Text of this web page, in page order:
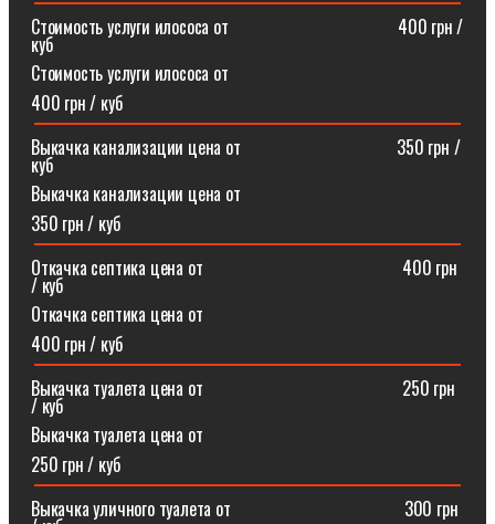
Стоимость услуги илососа от⠀⠀⠀⠀⠀⠀⠀⠀⠀⠀⠀⠀⠀400 грн /
куб
Стоимость услуги илососа от
400 грн / куб
Выкачка канализации цена от⠀⠀⠀⠀⠀⠀⠀⠀⠀⠀⠀⠀350 грн /
куб
Выкачка канализации цена от
350 грн / куб
Откачка септика цена от ⠀⠀⠀⠀⠀⠀⠀⠀⠀⠀⠀⠀⠀⠀⠀400 грн
/ куб
Откачка септика цена от
400 грн / куб
Выкачка туалета цена от ⠀⠀⠀⠀⠀⠀⠀⠀⠀⠀⠀⠀⠀⠀⠀250 грн
/ куб
Выкачка туалета цена от
250 грн / куб
Выкачка уличного туалета от ⠀⠀⠀⠀⠀⠀⠀⠀⠀⠀⠀⠀⠀300 грн